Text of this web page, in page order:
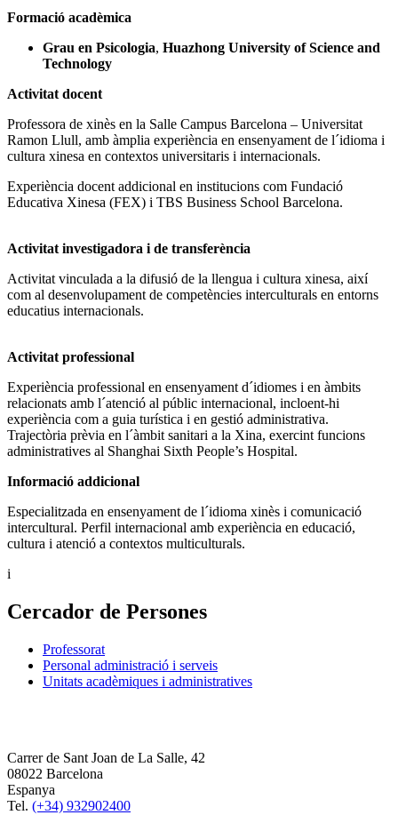
Formació acadèmica
Grau en Psicologia, Huazhong University of Science and
Technology
Activitat docent
Professora de xinès en la Salle Campus Barcelona – Universitat
Ramon Llull, amb àmplia experiència en ensenyament de l´idioma i
cultura xinesa en contextos universitaris i internacionals.
Experiència docent addicional en institucions com Fundació
Educativa Xinesa (FEX) i TBS Business School Barcelona.
Activitat investigadora i de transferència
Activitat vinculada a la difusió de la llengua i cultura xinesa, així
com al desenvolupament de competències interculturals en entorns
educatius internacionals.
Activitat professional
Experiència professional en ensenyament d´idiomes i en àmbits
relacionats amb l´atenció al públic internacional, incloent-hi
experiència com a guia turística i en gestió administrativa.
Trajectòria prèvia en l´àmbit sanitari a la Xina, exercint funcions
administratives al Shanghai Sixth People’s Hospital.
Informació addicional
Especialitzada en ensenyament de l´idioma xinès i comunicació
intercultural. Perfil internacional amb experiència en educació,
cultura i atenció a contextos multiculturals.
i
Cercador de Persones
Professorat
Personal administració i serveis
Unitats acadèmiques i administratives
Carrer de Sant Joan de La Salle, 42
08022 Barcelona
Espanya
Tel. (+34) 932902400